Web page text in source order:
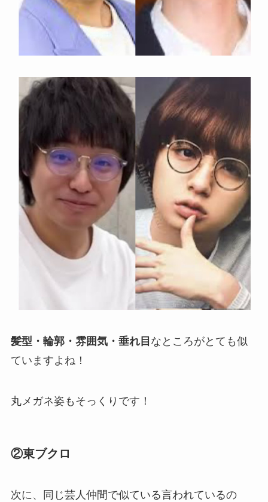
髪型・輪郭・雰囲気・垂れ目 なところがとても似
ていますよね！
丸メガネ姿もそっくりです！
②東ブクロ
次に、同じ芸人仲間で似ている言われているの